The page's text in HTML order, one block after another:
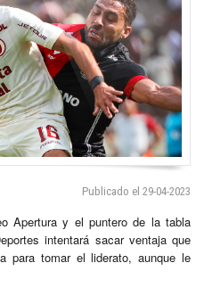
Publicado el 29-04-2023
Apertura y el puntero de la tabla
intentará sacar ventaja que
para tomar el liderato, aunque le